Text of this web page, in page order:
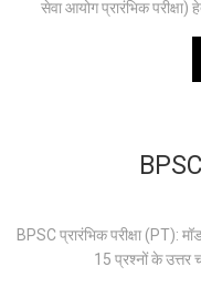
सेवा आयोग प्रारंभिक परीक्षा)
BPSC प्रारंभिक परीक्षा (PT):
15 प्रश्नों के उत्तर